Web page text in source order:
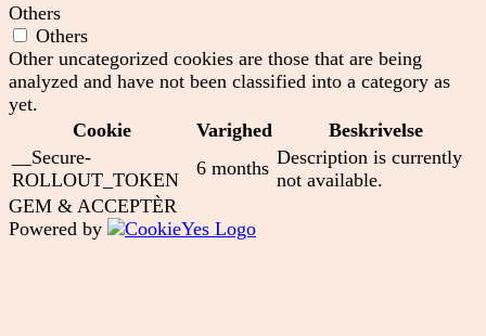
Others
Others
Other uncategorized cookies are those that are being
analyzed and have not been classified into a category as
yet.
Cookie
Varighed
Beskrivelse
__Secure-
ROLLOUT_TOKEN
6 months Description is currently
not available.
GEM & ACCEPTÈR
Powered by